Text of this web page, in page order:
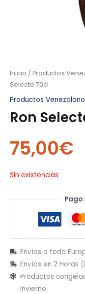
Inicio / Productos
Selecto 70cl
Productos
Ron
75,00€
Sin existencias
Envíos a toda
Envíos en 2 Horas
Productos
Invierno